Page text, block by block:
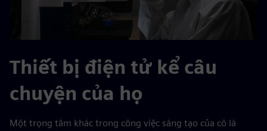
Thiết bị điện tử kể câu
chuyện của họ
Một trọng tâm khác trong công việc sáng tạo của cô là